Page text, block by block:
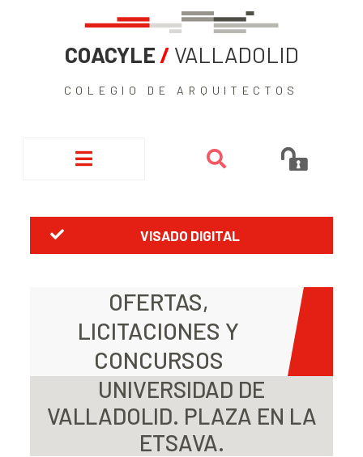
COACYLE / VALLADOLID
COLEGIO DE ARQUITECTOS
VISADO DIGITAL
OFERTAS,
LICITACIONES Y
CONCURSOS
UNIVERSIDAD DE
VALLADOLID. PLAZA EN LA
ETSAVA.